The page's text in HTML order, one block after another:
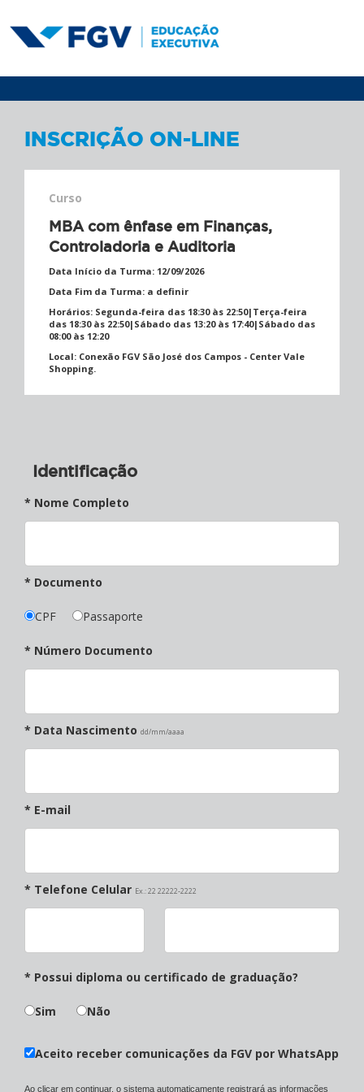
INSCRIÇÃO ON-LINE
Curso
MBA com ênfase em Finanças,
Controladoria e Auditoria
Data Início da Turma: 12/09/2026
Data Fim da Turma: a definir
Horários: Segunda-feira das 18:30 às 22:50|Terça-feira
das 18:30 às 22:50|Sábado das 13:20 às 17:40|Sábado das
08:00 às 12:20
Local: Conexão FGV São José dos Campos - Center Vale
Shopping.
Identificação
* Nome Completo
* Documento
CPF Passaporte
* Número Documento
* Data Nascimento dd/mm/aaaa
* E-mail
* Telefone Celular Ex.: 22 22222-2222
* Possui diploma ou certificado de graduação?
Sim Não
Aceito receber comunicações da FGV por WhatsApp
Ao clicar em continuar, o sistema automaticamente registrará as informações